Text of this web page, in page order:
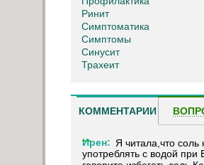
Ринит
Симптоматика
Симптомы
Синусит
Трахеит
КОММЕНТАРИИ
Ирен: Я читала,что соль
употреблять с водой при